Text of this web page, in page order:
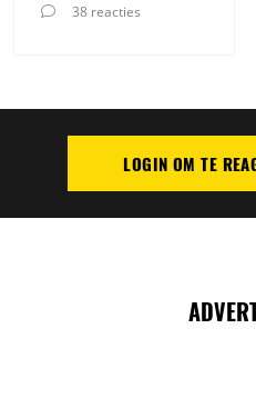
38 reacties
PLAATS REACTIELOGIN OM TE